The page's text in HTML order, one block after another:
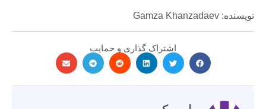
نویسنده: Gamza Khanzadaev
اشتراک گذاری و حمایت